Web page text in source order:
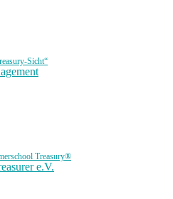
Sicht“
Treasury®
e.V.